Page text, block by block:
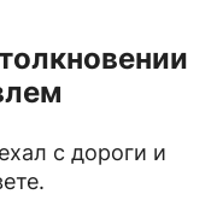
с дороги и